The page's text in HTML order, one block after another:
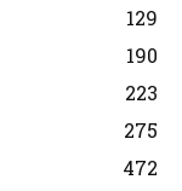
129
190
223
275
472